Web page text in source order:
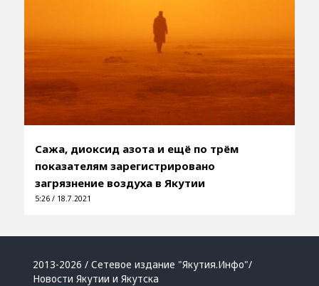
Сажа, диоксид азота и ещё по трём
показателям зарегистрировано
загрязнение воздуха в Якутии
5:26 / 18.7.2021
2013-2026 / Сетевое издание "Якутия.Инфо"/
Новости Якутии и Якутска